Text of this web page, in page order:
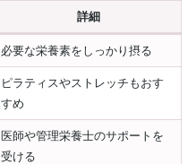
詳細
必要な栄養素をしっかり摂る
ピラティスやストレッチもおす
すめ
医師や管理栄養士のサポートを
受ける